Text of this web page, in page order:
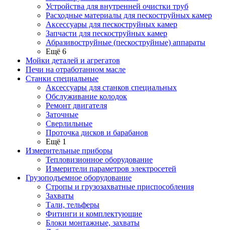
Устройства для внутренней очистки труб
Расходные материалы для пескоструйных камер
Аксессуары для пескоструйных камер
Запчасти для пескоструйных камер
Абразивоструйные (пескоструйные) аппараты
Ещё 6
Мойки деталей и агрегатов
Печи на отработанном масле
Станки специальные
Аксессуары для станков специальных
Обслуживание колодок
Ремонт двигателя
Заточные
Сверлильные
Проточка дисков и барабанов
Ещё 1
Измерительные приборы
Тепловизионное оборудование
Измерители параметров электросетей
Грузоподъемное оборудование
Стропы и грузозахватные приспособления
Захваты
Тали, тельферы
Фитинги и комплектующие
Блоки монтажные, захваты